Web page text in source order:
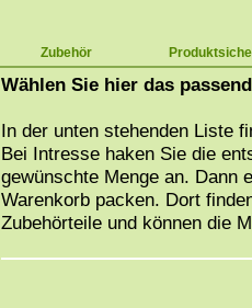
Zubehör
Wählen Sie hier das
In der unten stehenden Liste
Bei Intresse haken Sie die
gewünschte Menge an. Dann
Warenkorb packen. Dort
Zubehörteile und können die